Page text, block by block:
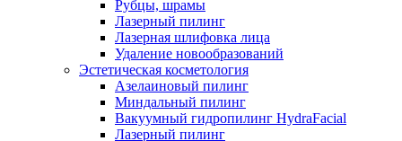
Рубцы, шрамы
Лазерный пилинг
Лазерная шлифовка лица
Удаление новообразований
Эстетическая косметология
Азелаиновый пилинг
Миндальный пилинг
Вакуумный гидропилинг HydraFacial
Лазерный пилинг